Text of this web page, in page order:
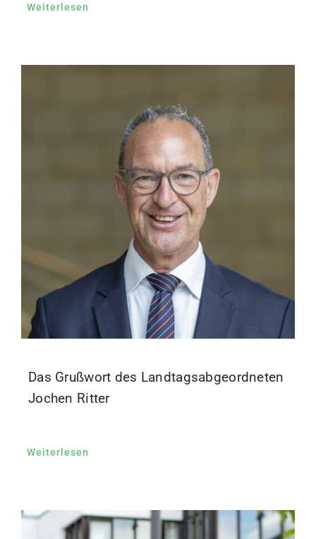
Weiterlesen
Das Grußwort des Landtagsabgeordneten
Jochen Ritter
Weiterlesen